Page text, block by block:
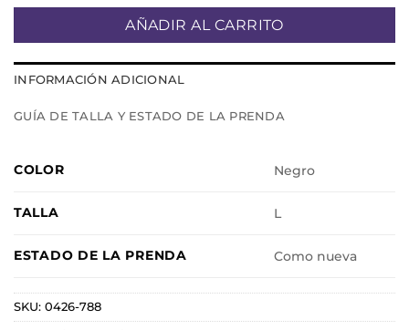
AÑADIR AL CARRITO
INFORMACIÓN ADICIONAL
GUÍA DE TALLA Y ESTADO DE LA PRENDA
COLOR Negro
TALLA L
ESTADO DE LA PRENDA Como nueva
SKU: 0426-788